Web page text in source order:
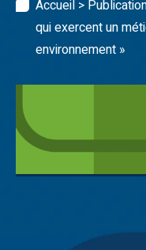
Accueil >
qui exercent un
environnement »